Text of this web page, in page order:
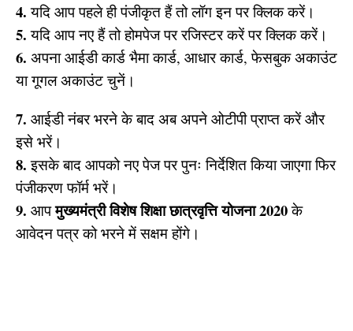
4. यदि आप पहले ही पंजीकृत हैं तो लॉग इन पर क्लिक करें।
5. यदि आप नए हैं तो होमपेज पर रजिस्टर करें पर क्लिक करें।
6. अपना आईडी कार्ड भैमा कार्ड, आधार कार्ड, फेसबुक अकाउंट
या गूगल अकाउंट चुनें।
7. आईडी नंबर भरने के बाद अब अपने ओटीपी प्राप्त करें और
इसे भरें।
8. इसके बाद आपको नए पेज पर पुनः निर्देशित किया जाएगा फिर
पंजीकरण फॉर्म भरें।
9. आपमुख्यमंत्री विशेष शिक्षा छात्रवृत्ति योजना 2020के
आवेदन पत्र को भरने में सक्षम होंगे।